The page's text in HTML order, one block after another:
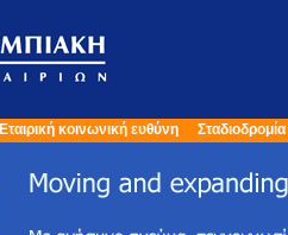
Εταιρική κοινωνική ευθύνη Σταδιοδρομία